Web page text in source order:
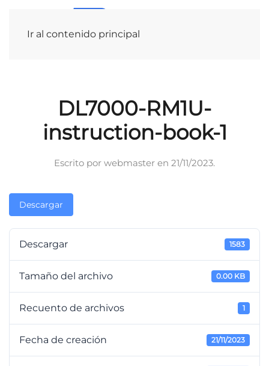
Ir al contenido principal
DL7000-RM1U-
instruction-book-1
Escrito por webmaster en 21/11/2023.
Descargar
Descargar 1583
Tamaño del archivo 0.00 KB
Recuento de archivos 1
Fecha de creación 21/11/2023